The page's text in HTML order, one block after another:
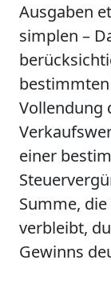
Ausgaben
simplen –
Vollendung
einer
Summe,
verbleibt,
Gewinns